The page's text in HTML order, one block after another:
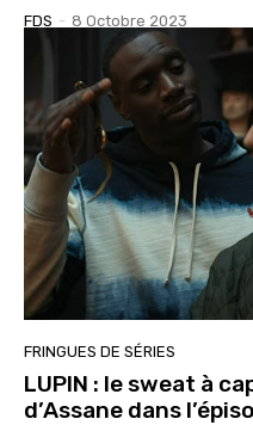
FDS - 8 Octobre 2023
FRINGUES DE SÉRIES
LUPIN : le sweat à
d’Assane dans